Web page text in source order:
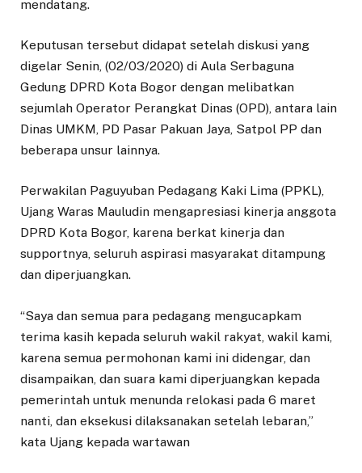
mendatang.
Keputusan tersebut didapat setelah diskusi yang
digelar Senin, (02/03/2020) di Aula Serbaguna
Gedung DPRD Kota Bogor dengan melibatkan
sejumlah Operator Perangkat Dinas (OPD), antara lain
Dinas UMKM, PD Pasar Pakuan Jaya, Satpol PP dan
beberapa unsur lainnya.
Perwakilan Paguyuban Pedagang Kaki Lima (PPKL),
Ujang Waras Mauludin mengapresiasi kinerja anggota
DPRD Kota Bogor, karena berkat kinerja dan
supportnya, seluruh aspirasi masyarakat ditampung
dan diperjuangkan.
“Saya dan semua para pedagang mengucapkam
terima kasih kepada seluruh wakil rakyat, wakil kami,
karena semua permohonan kami ini didengar, dan
disampaikan, dan suara kami diperjuangkan kepada
pemerintah untuk menunda relokasi pada 6 maret
nanti, dan eksekusi dilaksanakan setelah lebaran,”
kata Ujang kepada wartawan